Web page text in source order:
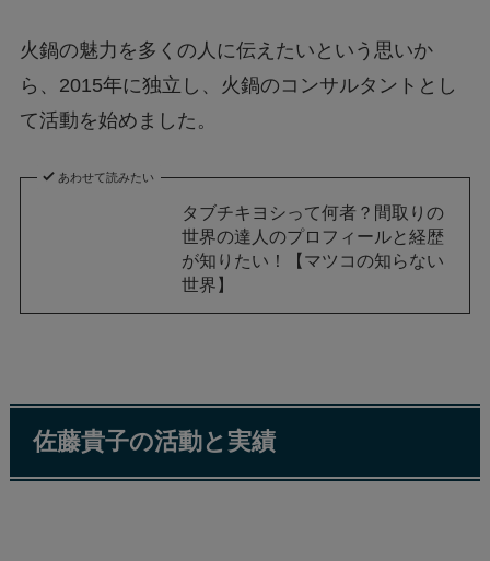
火鍋の魅力を多くの人に伝えたいという思いか
ら、2015年に独立し、火鍋のコンサルタントとし
て活動を始めました。
あわせて読みたい
タブチキヨシって何者？間取りの
世界の達人のプロフィールと経歴
が知りたい！【マツコの知らない
世界】
佐藤貴子の活動と実績